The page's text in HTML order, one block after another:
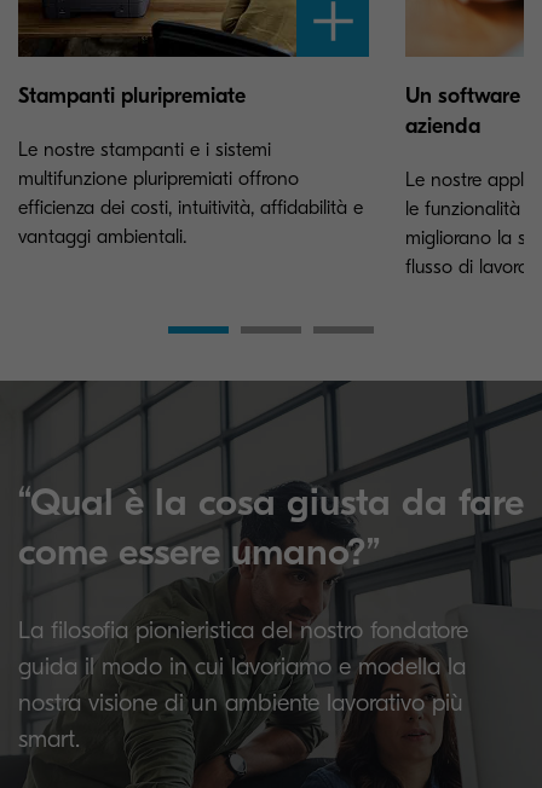
Stampanti pluripremiate
Le nostre stampanti e i sistemi
multifunzione pluripremiati offrono
efficienza dei costi, intuitività, affidabilità e
vantaggi ambientali.
Un software
azienda
Le nostre
le funzionalità
migliorano la
flusso di lavoro.
“Qual è la cosa giusta da fare
come essere umano?”
La filosofia pionieristica del nostro fondatore
guida il modo in cui lavoriamo e modella la
nostra visione di un ambiente lavorativo più
smart.